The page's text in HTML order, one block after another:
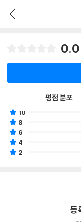
0.0
평점 분포
10
8
6
4
2
등